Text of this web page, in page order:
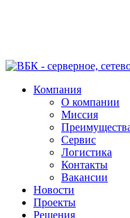
Компания
О компании
Миссия
Сервис
Логистика
Контакты
Вакансии
Новости
Проекты
Решения